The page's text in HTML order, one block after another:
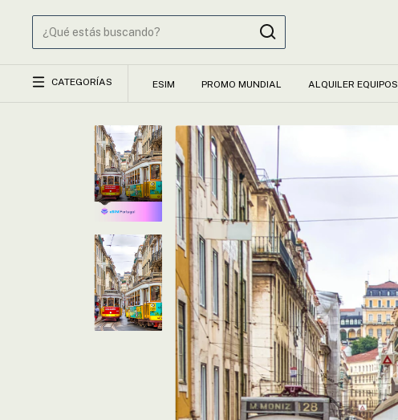
CATEGORÍAS ESIM PROMO MUNDIAL ALQUILER EQUIPOS